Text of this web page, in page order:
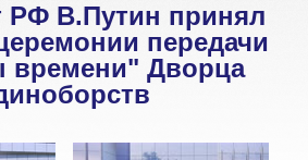
РФ В.Путин принял
передачи
времени" Дворца